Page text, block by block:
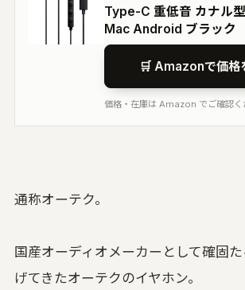
Type-C 重低音 カナル
Mac Android ブラック
🛒 Amazonで価格
価格・在庫は Amazon でご確認く
通称オーテク。
国産オーディオメーカーとして確固
げてきたオーテクのイヤホン。